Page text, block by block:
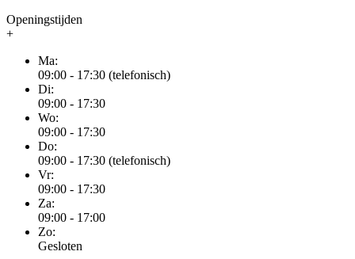
Openingstijden
+
Ma:
09:00 - 17:30 (telefonisch)
Di:
09:00 - 17:30
Wo:
09:00 - 17:30
Do:
09:00 - 17:30 (telefonisch)
Vr:
09:00 - 17:30
Za:
09:00 - 17:00
Zo:
Gesloten